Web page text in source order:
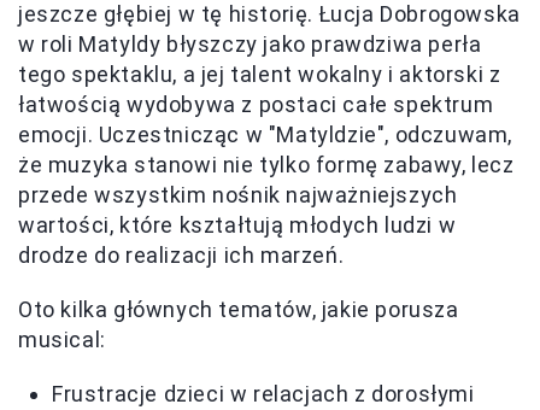
jeszcze głębiej w tę historię. Łucja Dobrogowska
w roli Matyldy błyszczy jako prawdziwa perła
tego spektaklu, a jej talent wokalny i aktorski z
łatwością wydobywa z postaci całe spektrum
emocji. Uczestnicząc w "Matyldzie", odczuwam,
że muzyka stanowi nie tylko formę zabawy, lecz
przede wszystkim nośnik najważniejszych
wartości, które kształtują młodych ludzi w
drodze do realizacji ich marzeń.
Oto kilka głównych tematów, jakie porusza
musical:
Frustracje dzieci w relacjach z dorosłymi